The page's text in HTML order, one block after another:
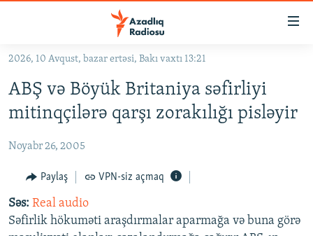
Əsas
qayıt
Əsas
naviqasiyaya
qayıt
#İZAHLA
KORRUPSIOMETR
#ƏSLINDƏ
FƏRQƏ BAX
QANUNI DOĞRU
ARAŞDIRMA
2026, 10 Avqust, bazar ertəsi, Bakı vaxtı 13:21
ABŞ və Böyük Britaniya səfirliyi
mitinqçilərə qarşı zorakılığı pisləyir
Noyabr 26, 2005
Paylaş VPN-siz açmaq
Səs: Real audio
Səfirlik hökuməti araşdırmalar aparmağa və buna görə